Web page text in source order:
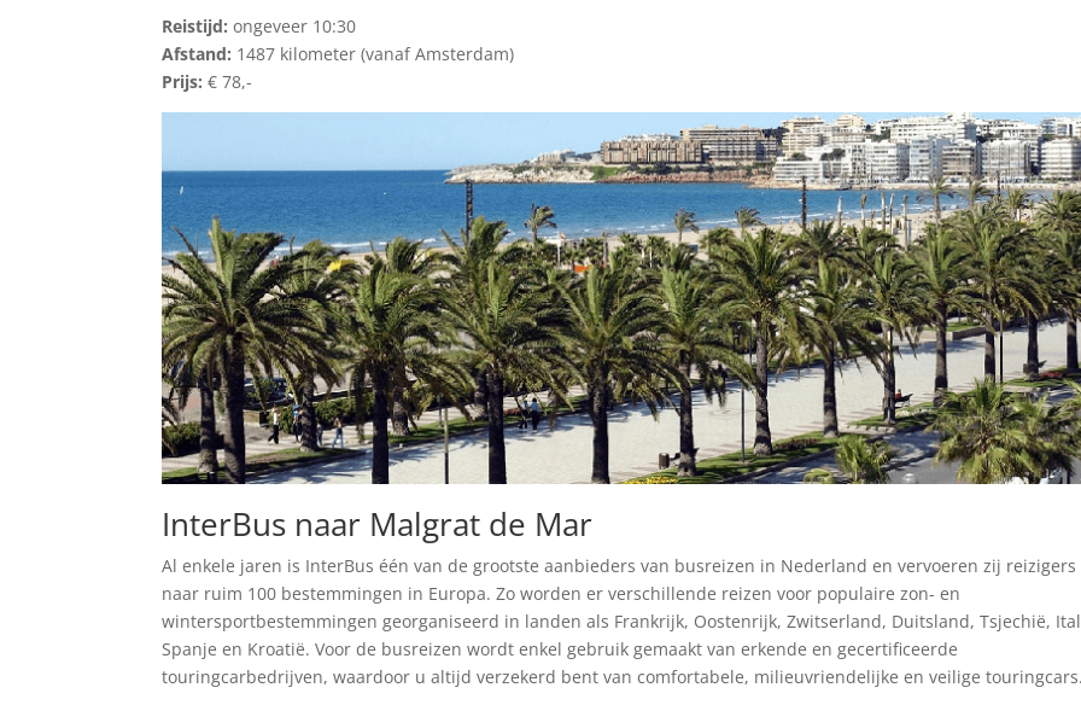
Reistijd:ongeveer 10:30
Afstand: 1487 kilometer (vanaf Amsterdam)
Prijs: € 78,-
InterBus naar Malgrat de Mar
Al enkele jaren is InterBus één van de grootste aanbieders van busreizen in Nederland en vervoeren zij reizigers
naar ruim 100 bestemmingen in Europa. Zo worden er verschillende reizen voor populaire zon- en
wintersportbestemmingen georganiseerd in landen als Frankrijk, Oostenrijk, Zwitserland, Duitsland, Tsjechië,
Spanje en Kroatië. Voor de busreizen wordt enkel gebruik gemaakt van erkende en gecertificeerde
touringcarbedrijven, waardoor u altijd verzekerd bent van comfortabele, milieuvriendelijke en veilige